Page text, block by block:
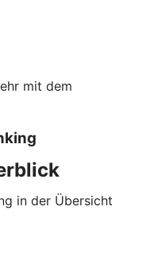
mit dem
in der Übersicht